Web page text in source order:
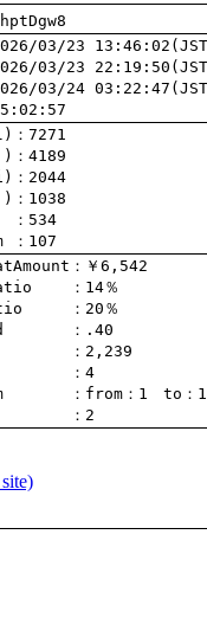
)
)
：534
：107
：2,239
：4
： from ：1 to ：1
：2